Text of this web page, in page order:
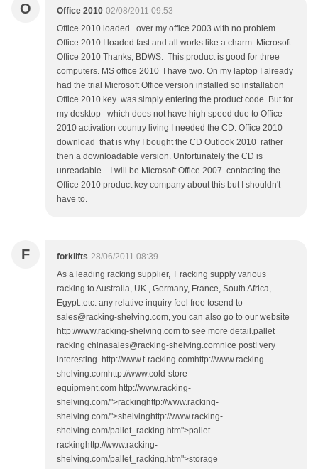
O Office 2010 02/08/2011 09:53
Office 2010 loaded over my office 2003 with no problem.
Office 2010 I loaded fast and all works like a charm. Microsoft
Office 2010 Thanks, BDWS. This product is good for three
computers. MS office 2010 I have two. On my laptop I already
had the trial Microsoft Office version installed so installation
Office 2010 key was simply entering the product code. But for
my desktop which does not have high speed due to Office
2010 activation country living I needed the CD. Office 2010
download that is why I bought the CD Outlook 2010 rather
then a downloadable version. Unfortunately the CD is
unreadable. I will be Microsoft Office 2007 contacting the
Office 2010 product key company about this but I shouldn't
have to.
F forklifts 28/06/2011 08:39
As a leading racking supplier, T racking supply various
racking to Australia, UK , Germany, France, South Africa,
Egypt..etc. any relative inquiry feel free tosend to
sales@racking-shelving.com, you can also go to our website
http://www.racking-shelving.com to see more detail.pallet
racking chinasales@racking-shelving.comnice post! very
interesting. http://www.t-racking.comhttp://www.racking-
shelving.comhttp://www.cold-store-
equipment.com http://www.racking-
shelving.com/">rackinghttp://www.racking-
shelving.com/">shelvinghttp://www.racking-
shelving.com/pallet_racking.htm">pallet
rackinghttp://www.racking-
shelving.com/pallet_racking.htm">storage